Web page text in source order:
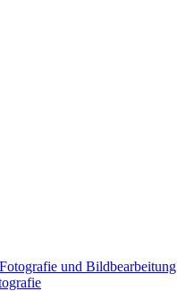
und Bildbearbeitung